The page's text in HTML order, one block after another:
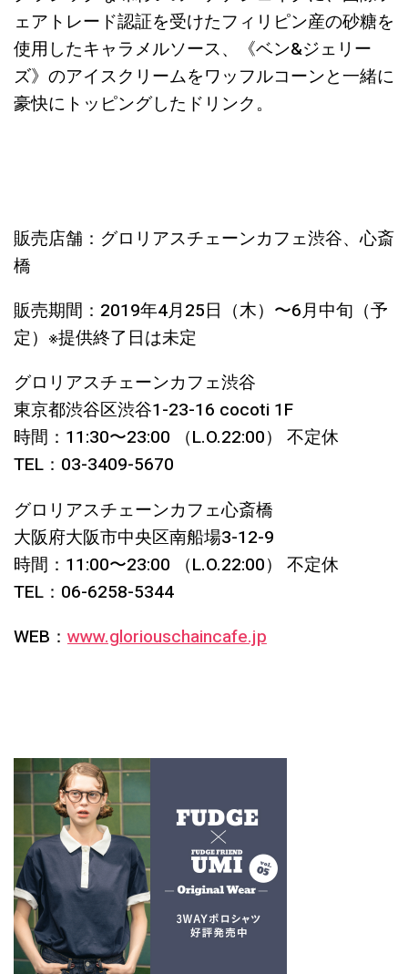
ェアトレード認証を受けたフィリピン産の砂糖を
使用したキャラメルソース、《ベン&ジェリー
ズ》のアイスクリームをワッフルコーンと一緒に
豪快にトッピングしたドリンク。
販売店舗：グロリアスチェーンカフェ渋谷、心斎
橋
販売期間：2019年4月25日（木）〜6月中旬（予
定）※提供終了日は未定
グロリアスチェーンカフェ渋谷
東京都渋谷区渋谷1-23-16 cocoti 1F
時間：11:30〜23:00 （L.O.22:00） 不定休
TEL：03-3409-5670
グロリアスチェーンカフェ心斎橋
大阪府大阪市中央区南船場3-12-9
時間：11:00〜23:00 （L.O.22:00） 不定休
TEL：06-6258-5344
WEB： www.gloriouschaincafe.jp